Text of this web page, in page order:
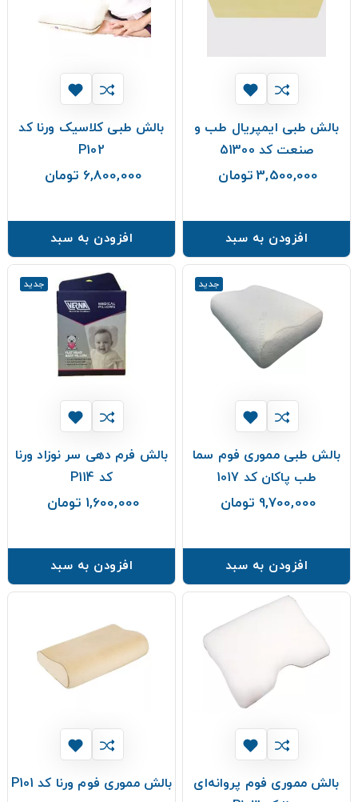
بالش طبی ایمپریال طب و
صنعت کد 51300
3,500,000 تومان
افزودن به سبد
بالش طبی کلاسیک ورنا کد
P102
6,800,000 تومان
افزودن به سبد
جدید
بالش طبی مموری فوم سما
طب پاکان کد 1017
9,700,000 تومان
افزودن به سبد
جدید
بالش فرم دهی سر نوزاد ورنا
کد P114
1,600,000 تومان
افزودن به سبد
بالش مموری فوم پروانه‌ای
بالش مموری فوم ورنا کد P101